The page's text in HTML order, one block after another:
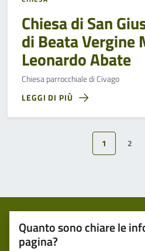
Chiesa di San
di Beata Vergine
Leonardo Abate
Chiesa parrocchiale di Civago
LEGGI DI PIÙ
1 2
Quanto sono chiare le
pagina?